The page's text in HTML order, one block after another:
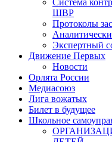
Система
ШВР
Протоколы
Экспертный
Движение Первых
Новости
Орлята России
Медиасоюз
Лига вожатых
Билет в будущее
Школьное